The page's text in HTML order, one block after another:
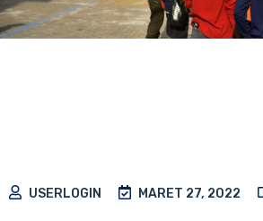
USERLOGIN MARET 27, 2022